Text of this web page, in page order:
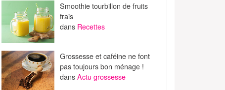
Smoothie tourbillon de fruits
frais
dans Recettes
Grossesse et caféine ne font
pas toujours bon ménage !
dansActu grossesse